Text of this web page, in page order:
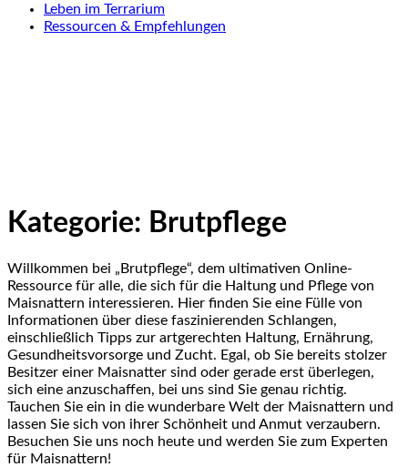
Leben im Terrarium
Ressourcen & Empfehlungen
Kategorie: Brutpflege
Willkommen bei „Brutpflege“, dem ultimativen Online-
Ressource für alle, die sich für die Haltung und Pflege von
Maisnattern interessieren. Hier finden Sie eine Fülle von
Informationen über diese faszinierenden Schlangen,
einschließlich Tipps zur artgerechten Haltung, Ernährung,
Gesundheitsvorsorge und Zucht. Egal, ob Sie bereits stolzer
Besitzer einer Maisnatter sind oder gerade erst überlegen,
sich eine anzuschaffen, bei uns sind Sie genau richtig.
Tauchen Sie ein in die wunderbare Welt der Maisnattern und
lassen Sie sich von ihrer Schönheit und Anmut verzaubern.
Besuchen Sie uns noch heute und werden Sie zum Experten
für Maisnattern!